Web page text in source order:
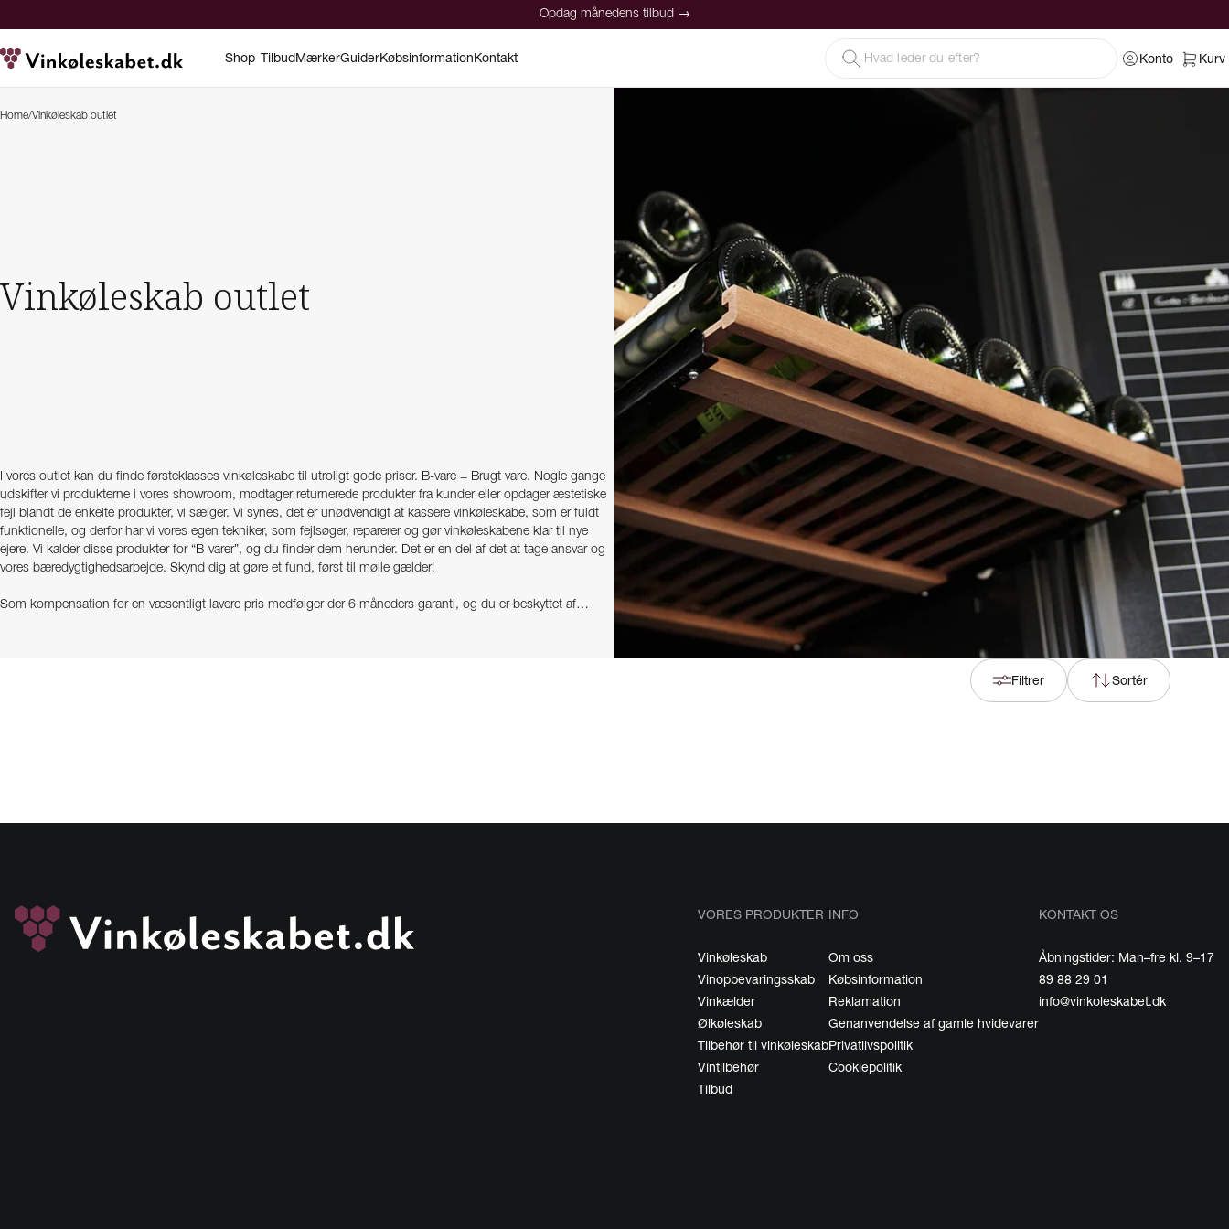
Opdag månedens tilbud →
Shop TilbudMærkerGuiderKøbsinformationKontakt Konto Kurv
Home/Vinkøleskab outlet
Vinkøleskab outlet
I vores outlet kan du finde førsteklasses vinkøleskabe til utroligt gode priser. B-vare = Brugt vare. Nogle gange
udskifter vi produkterne i vores showroom, modtager returnerede produkter fra kunder eller opdager æstetiske
fejl blandt de enkelte produkter, vi sælger. Vi synes, det er unødvendigt at kassere vinkøleskabe, som er fuldt
funktionelle, og derfor har vi vores egen tekniker, som fejlsøger, reparerer og gør vinkøleskabene klar til nye
ejere. Vi kalder disse produkter for “B-varer”, og du finder dem herunder. Det er en del af det at tage ansvar og
vores bæredygtighedsarbejde. Skynd dig at gøre et fund, først til mølle gælder!
Som kompensation for en væsentligt lavere pris medfølger der 6 måneders garanti, og du er beskyttet af
Filtrer Sortér
VORES PRODUKTER
Vinkøleskab
Vinopbevaringsskab
Vinkælder
Ølkøleskab
Tilbehør til vinkøleskab
Vintilbehør
Tilbud
INFO
Om oss
Købsinformation
Reklamation
Genanvendelse af gamle hvidevarer
Privatlivspolitik
Cookiepolitik
KONTAKT OS
Åbningstider: Man–fre kl. 9–17
89 88 29 01
info@vinkoleskabet.dk